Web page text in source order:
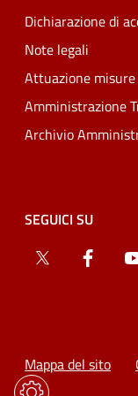
Dichiarazione di
Note legali
Attuazione misure
Amministrazione
Archivio
SEGUICI SU
Twitter
Mappa del sito